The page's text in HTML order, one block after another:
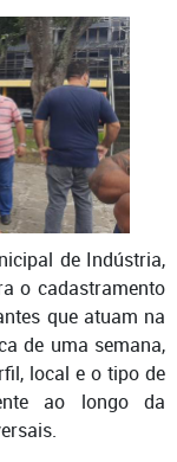
de Indústria,
o cadastramento
que atuam na
de uma semana,
local e o tipo de
ao longo da